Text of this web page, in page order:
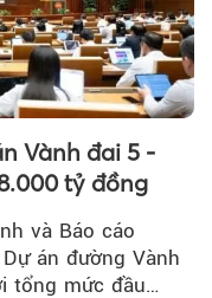
Vành đai 5 -
tỷ đồng
và Báo cáo
án đường Vành
tổng mức đầu